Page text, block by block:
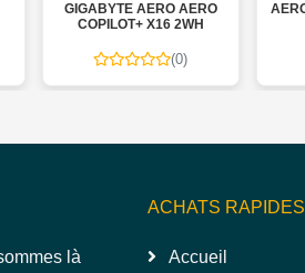
GIGABYTE AERO AERO
COPILOT+ X16 2WH
(0)
là
ACHATS RAPIDES
Accueil